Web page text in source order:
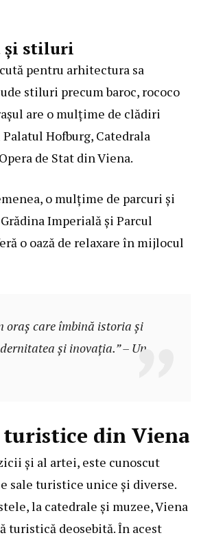
și stiluri
pentru arhitectura sa
stiluri precum baroc, rococo
are o mulțime de clădiri
Hofburg, Catedrala
de Stat din Viena.
o mulțime de parcuri și
Imperială și Parcul
o oază de relaxare în mijlocul
oraș care îmbină istoria și
și inovația.” – Un
din Viena
și al artei, este cunoscut
sale turistice unice și diverse.
la catedrale și muzee, Viena
turistică deosebită. În acest